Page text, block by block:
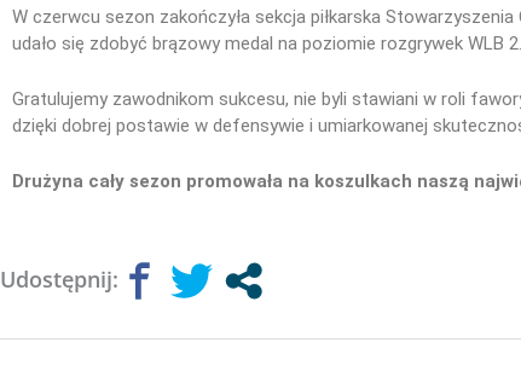
W czerwcu sezon zakończyła sekcja piłkarska Stowarzyszenia
udało się zdobyć brązowy medal na poziomie rozgrywek WLB 2.
Gratulujemy zawodnikom sukcesu, nie byli stawiani w roli
dzięki dobrej postawie w defensywie i umiarkowanej
Drużyna cały sezon promowała na koszulkach naszą
Udostępnij: